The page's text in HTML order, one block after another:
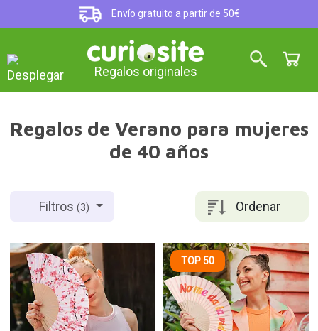
Envío gratuito a partir de 50€
Regalos originales
Regalos de Verano para mujeres
de 40 años
Ordenar
Filtros(3)
TOP 50